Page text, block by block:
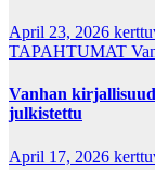
April 23, 2026
TAPAHTUMAT
Vanhan
julkistettu
April 17, 2026